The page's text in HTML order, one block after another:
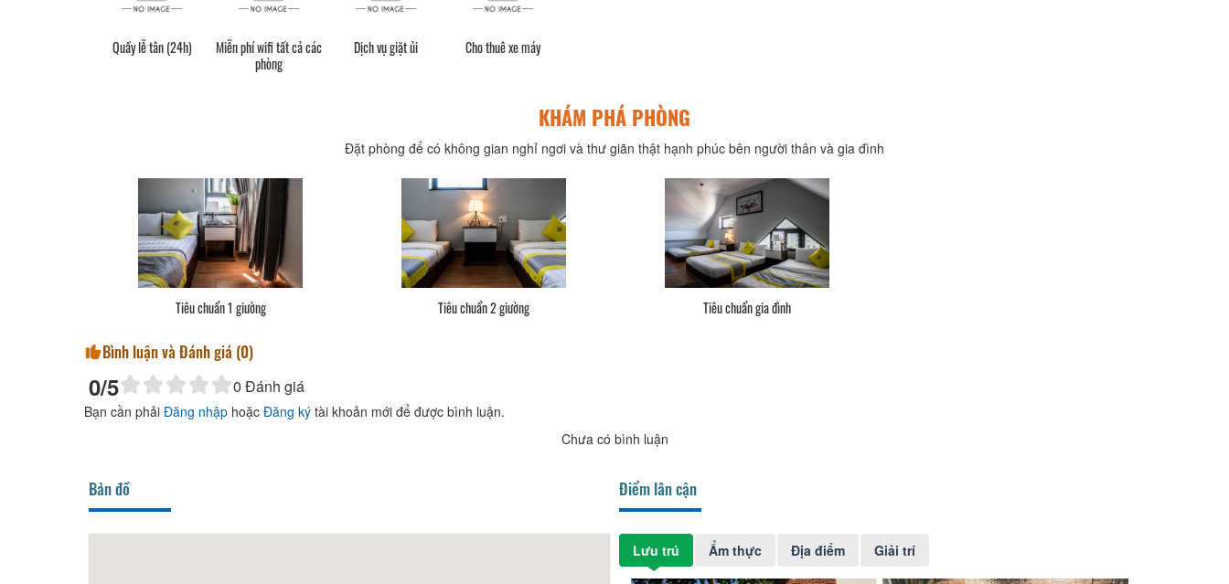
Quầy lễ tân (24h)
Miễn phí wifi tất cả các
phòng
Dịch vụ giặt ủi Cho thuê xe máy
KHÁM PHÁ PHÒNG
Đặt phòng để có không gian nghỉ ngơi và thư giãn thật hạnh phúc bên người thân và gia đình
Tiêu chuẩn 1 giường Tiêu chuẩn 2 giường Tiêu chuẩn gia đình
Bình luận và Đánh giá (0)
0/5 0 Đánh giá
Bạn cần phải Đăng nhập hoặc Đăng ký tài khoản mới để được bình luận.
Chưa có bình luận
Bản đồ Điểm lân cận
Lưu trú Ẩm thực Địa điểm Giải trí